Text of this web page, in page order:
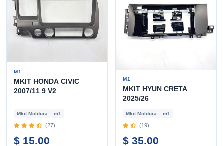
M1
MKIT HONDA CIVIC
2007/11 9 V2
Mkit Moldura m1
(27)
$ 15.00
M1
MKIT HYUN CRETA
2025/26
Mkit Moldura m1
(19)
$ 35.00